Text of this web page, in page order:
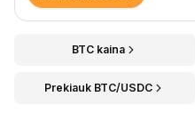
BTC kaina
Prekiauk BTC/USDC